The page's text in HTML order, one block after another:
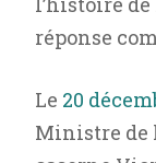
réponse
Le 20
Ministre de